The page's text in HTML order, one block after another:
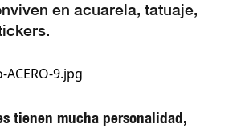
en acuarela, tatuaje,
tienen mucha personalidad,